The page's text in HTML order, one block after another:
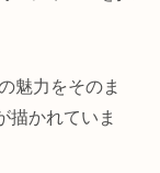
魅力をそのま
描かれていま